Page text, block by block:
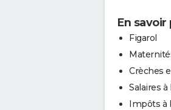
En savoir
Figarol
Crèches
Salaires à
Impôts à